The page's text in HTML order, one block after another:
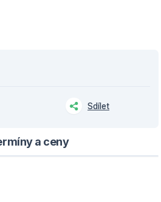
Sdílet
a ceny